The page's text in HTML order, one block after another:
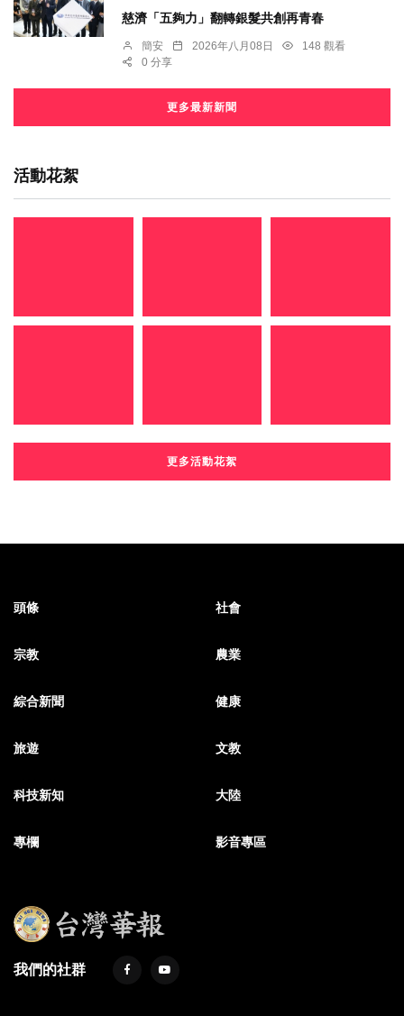
慈濟「五夠力」翻轉銀髮共創再青春
簡安 2026年八月08日
148 觀看
0 分享
更多最新新聞
活動花絮
更多活動花絮
頭條 社會
宗教 農業
綜合新聞 健康
旅遊 文教
科技新知 大陸
專欄 影音專區
我們的社群